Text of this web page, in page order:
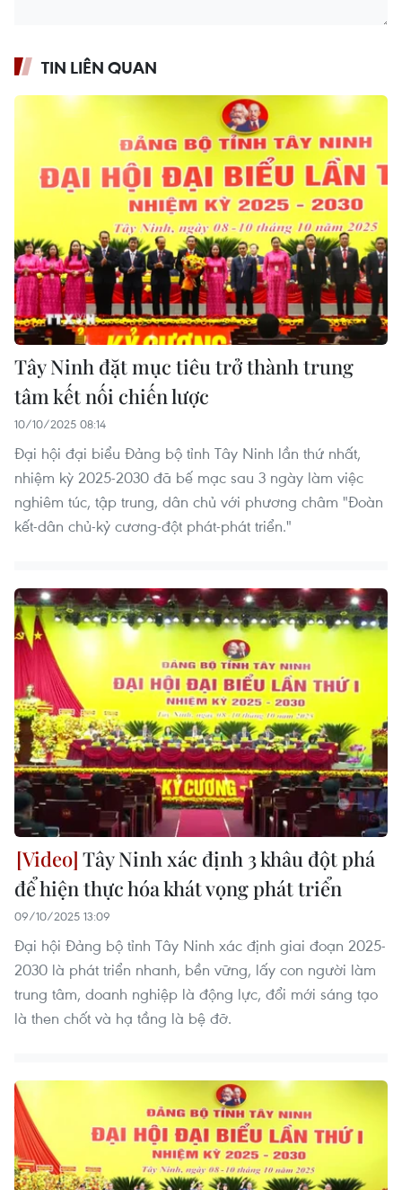
TIN LIÊN QUAN
Tây Ninh đặt mục tiêu trở thành trung
tâm kết nối chiến lược
10/10/2025 08:14
Đại hội đại biểu Đảng bộ tỉnh Tây Ninh lần thứ nhất,
nhiệm kỳ 2025-2030 đã bế mạc sau 3 ngày làm việc
nghiêm túc, tập trung, dân chủ với phương châm "Đoàn
kết-dân chủ-kỷ cương-đột phát-phát triển."
Tây Ninh xác định 3 khâu đột phá
để hiện thực hóa khát vọng phát triển
09/10/2025 13:09
Đại hội Đảng bộ tỉnh Tây Ninh xác định giai đoạn 2025-
2030 là phát triển nhanh, bền vững, lấy con người làm
trung tâm, doanh nghiệp là động lực, đổi mới sáng tạo
là then chốt và hạ tầng là bệ đỡ.